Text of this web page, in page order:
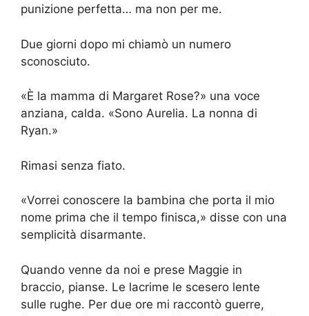
punizione perfetta… ma non per me.
Due giorni dopo mi chiamò un numero
sconosciuto.
«È la mamma di Margaret Rose?» una voce
anziana, calda. «Sono Aurelia. La nonna di
Ryan.»
Rimasi senza fiato.
«Vorrei conoscere la bambina che porta il mio
nome prima che il tempo finisca,» disse con una
semplicità disarmante.
Quando venne da noi e prese Maggie in
braccio, pianse. Le lacrime le scesero lente
sulle rughe. Per due ore mi raccontò guerre,